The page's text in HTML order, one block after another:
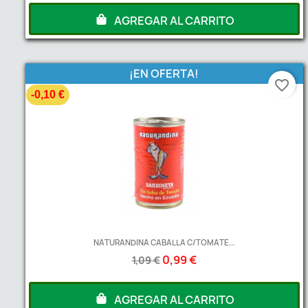
AGREGAR AL CARRITO
NATURANDINA CABALLA C/TOMATE...
1,09 € 0,99 €
¡EN OFERTA!
-0,10 €
AGREGAR AL CARRITO
favorite_border